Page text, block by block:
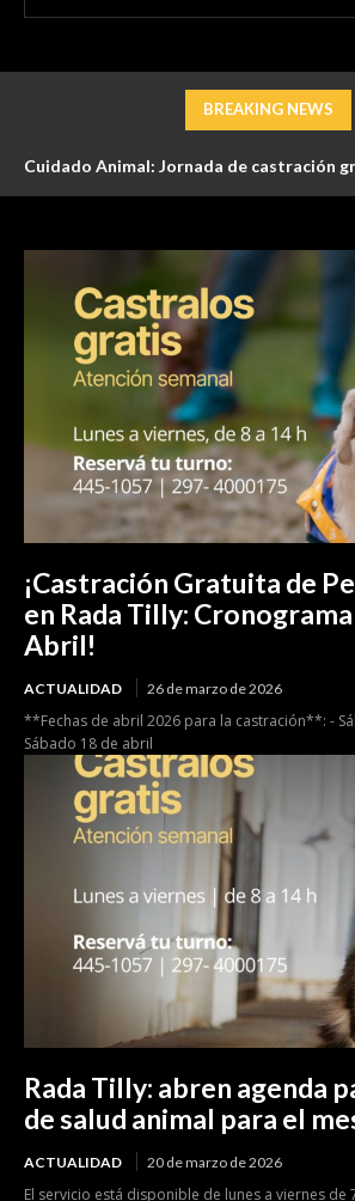
BREAKING NEWS
Cuidado Animal: Jornada de castración
¡Castración Gratuita de
en Rada Tilly:
Abril!
ACTUALIDAD 26 de marzo de 2026
**Fechas de abril 2026 para la castración**: -
Sábado 18 de abril
Rada Tilly: abren agenda
de salud animal para el
ACTUALIDAD 20 de marzo de 2026
El servicio está disponible de lunes a viernes de